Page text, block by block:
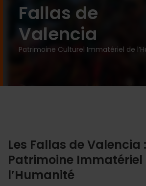
Fallas de
Valencia
Patrimoine Culturel Immatériel de
Les Fallas de Valencia :
Patrimoine Immatériel
l’Humanité